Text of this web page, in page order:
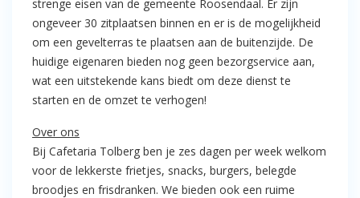
strenge eisen van de gemeente Roosendaal. Er zijn
ongeveer 30 zitplaatsen binnen en er is de mogelijkheid
om een gevelterras te plaatsen aan de buitenzijde. De
huidige eigenaren bieden nog geen bezorgservice aan,
wat een uitstekende kans biedt om deze dienst te
starten en de omzet te verhogen!
Over ons
Bij Cafetaria Tolberg ben je zes dagen per week welkom
voor de lekkerste frietjes, snacks, burgers, belegde
broodjes en frisdranken. We bieden ook een ruime